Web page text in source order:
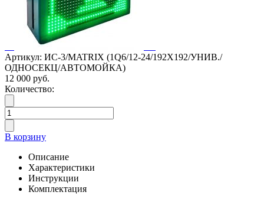
Артикул: ИС-3/MATRIX (1Q6/12-24/192Х192/УНИВ./
ОДНОСЕКЦ/АВТОМОЙКА)
12 000 руб.
Количество:
В корзину
Описание
Характеристики
Инструкции
Комплектация